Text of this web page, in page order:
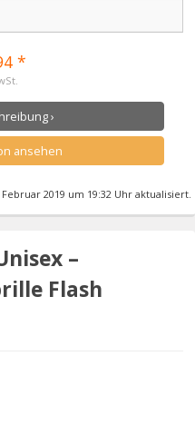
*
›
ansehen
2019 um 19:32 Uhr aktualisiert.
–
Flash